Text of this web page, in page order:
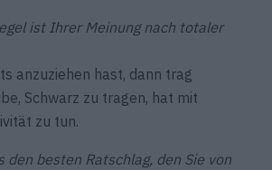
ist Ihrer Meinung nach totaler
anzuziehen hast, dann trag
Schwarz zu tragen, hat mit
zu tun.
den besten Ratschlag, den Sie von